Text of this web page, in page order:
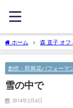
ホーム 森 直子 オフ
ス
雪の中で
創作・即興花パフォーマ
雪の中で
2014年2月4日